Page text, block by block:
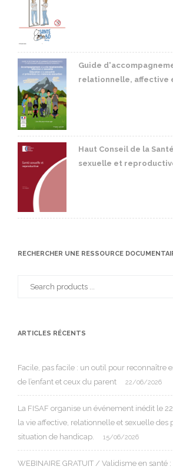
Guide
relationnelle, affective
Haut Conseil de la
sexuelle et
RECHERCHER UNE RESSOURCE
ARTICLES RÉCENTS
Facile, pas facile : un outil pour reconnaître
de l’enfant et ceux du parent
22/06/2026
La FISAF organise un événement inédit le
la vie affective, relationnelle et sexuelle des
situation de handicap.
15/06/2026
WEBINAIRE GRATUIT / Validisme en santé